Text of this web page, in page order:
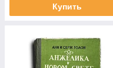
Купить